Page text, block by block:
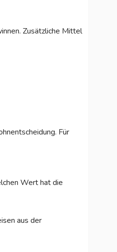
Zusätzliche Mittel
Für
Wert hat die
aus der